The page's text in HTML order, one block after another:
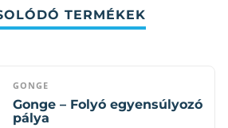
TERMÉKEK
GONGE
Gonge – Folyó egyensúlyozó
pálya